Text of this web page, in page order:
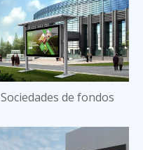
Sociedades de fondos